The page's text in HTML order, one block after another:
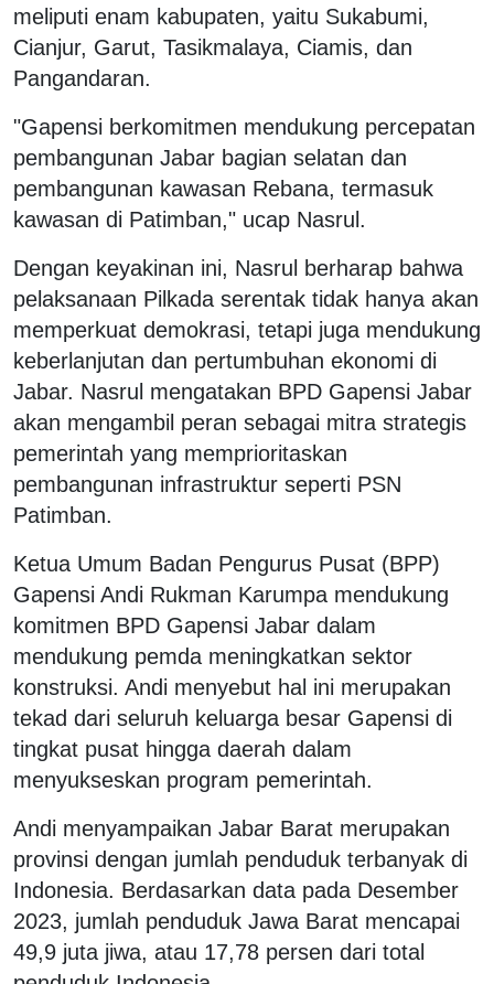
meliputi enam kabupaten, yaitu Sukabumi,
Cianjur, Garut, Tasikmalaya, Ciamis, dan
Pangandaran.
"Gapensi berkomitmen mendukung percepatan
pembangunan Jabar bagian selatan dan
pembangunan kawasan Rebana, termasuk
kawasan di Patimban," ucap Nasrul.
Dengan keyakinan ini, Nasrul berharap bahwa
pelaksanaan Pilkada serentak tidak hanya akan
memperkuat demokrasi, tetapi juga mendukung
keberlanjutan dan pertumbuhan ekonomi di
Jabar. Nasrul mengatakan BPD Gapensi Jabar
akan mengambil peran sebagai mitra strategis
pemerintah yang memprioritaskan
pembangunan infrastruktur seperti PSN
Patimban.
Ketua Umum Badan Pengurus Pusat (BPP)
Gapensi Andi Rukman Karumpa mendukung
komitmen BPD Gapensi Jabar dalam
mendukung pemda meningkatkan sektor
konstruksi. Andi menyebut hal ini merupakan
tekad dari seluruh keluarga besar Gapensi di
tingkat pusat hingga daerah dalam
menyukseskan program pemerintah.
Andi menyampaikan Jabar Barat merupakan
provinsi dengan jumlah penduduk terbanyak di
Indonesia. Berdasarkan data pada Desember
2023, jumlah penduduk Jawa Barat mencapai
49,9 juta jiwa, atau 17,78 persen dari total